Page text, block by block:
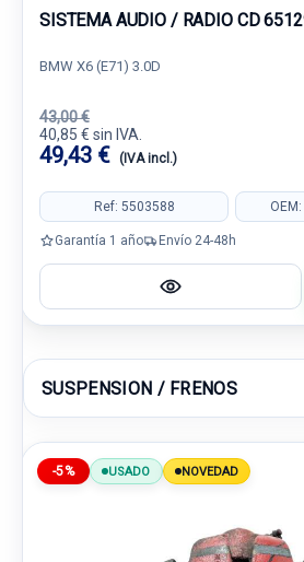
SISTEMA AUDIO / RADIO CD
BMW X6 (E71) 3.0D
43,00 €
40,85 € sin IVA.
49,43 € (IVA incl.)
Ref: 5503588
Garantía 1 año Envío 24-48h
SUSPENSION / FRENOS
-5% USADO NOVEDAD